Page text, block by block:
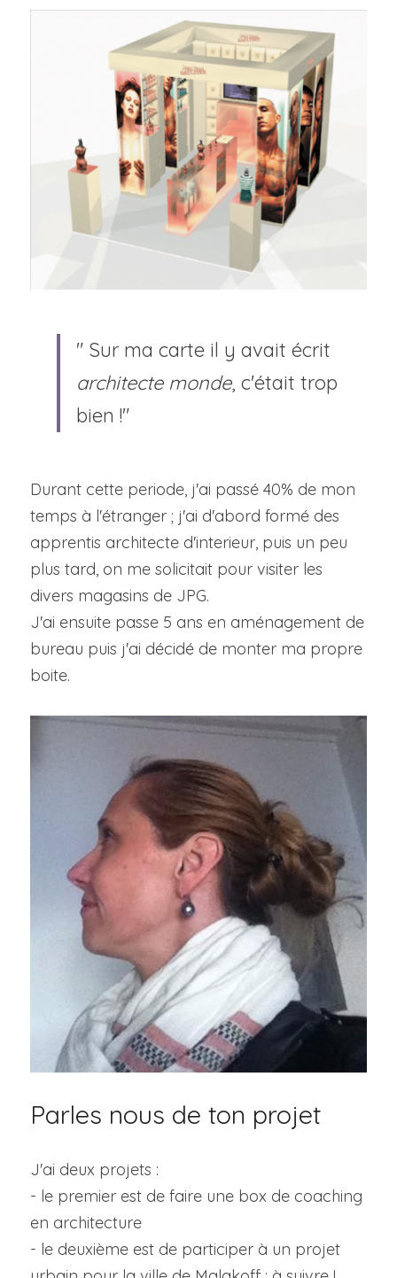
" Sur ma carte il y avait écrit
architecte monde, c'était trop
bien !"
Durant cette periode, j'ai passé 40% de mon
temps à l'étranger ; j'ai d'abord formé des
apprentis architecte d'interieur, puis un peu
plus tard, on me solicitait pour visiter les
divers magasins de JPG.
J'ai ensuite passe 5 ans en aménagement de
bureau puis j'ai décidé de monter ma propre
boite.
Parles nous de ton projet
J'ai deux projets :
- le premier est de faire une box de coaching
en architecture
- le deuxième est de participer à un projet